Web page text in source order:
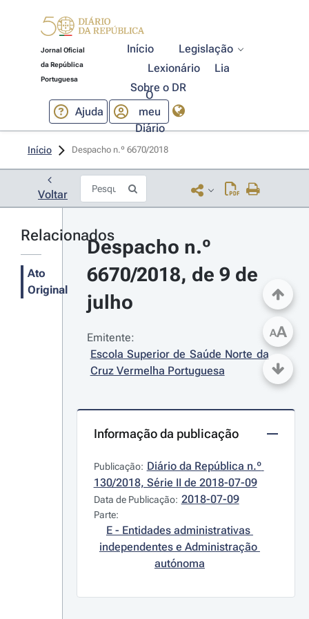
Jornal Oficial
da República
Portuguesa
Início
Legislação
Lexionário
Lia
Sobre o DR
Ajuda
O
meu
Diário
Início Despacho n.º 6670/2018
Voltar
Relacionados
Ato
Original
Despacho n.º
6670/2018, de 9 de
julho
Emitente:
Escola Superior de Saúde Norte da
Cruz Vermelha Portuguesa
Informação da publicação
Publicação: Diário da República n.º
130/2018, Série II de 2018-07-09
Data de Publicação: 2018-07-09
Parte:
E - Entidades administrativas
independentes e Administração
autónoma
AA